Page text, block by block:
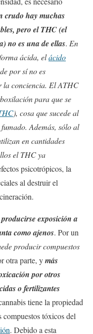
crudo hay muchas
pero el THC (el
no es una de ellas. En
ácida, elácido
por sí no es
la conciencia. El ATHC
para que se
), cosa que sucede al
Además, sólo al
en cantidades
el THC ya
psicotrópicos, la
al destruir el
exposición a
como ajenos. Por un
producir compuestos
otra parte, ymás
por otros
o fertilizantes
tiene la propiedad
compuestos tóxicos del
. Debido a esta